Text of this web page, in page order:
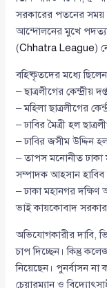
সরকারের পতনের সময়
আন্দোলনের মুখে
(Chhatra League)
বহিষ্কৃতদের মধ্যে
– ছাত্রলীগের
– মহিলা ছাত্রলীগের
– ঢাবির মৈত্রী হল
– ঢাবির জসীম উদ্দিন
– তাপস মনোনীত ঢাকা
সম্পাদক আহসান হাবিব
– ঢাকা মহানগর দক্ষিণ
ভাই কায়কোবাদ সরকার
অভিযোগকারীর দাবি,
চাপ দিচ্ছেন। কিন্তু
নিয়েছেন। পুনর্বাসন না
চেয়ারম্যান ও